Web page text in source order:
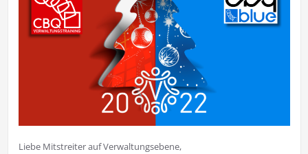
Liebe Mitstreiter auf Verwaltungsebene,